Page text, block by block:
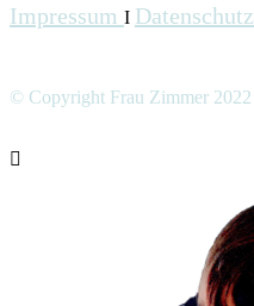
Impressum I Datenschutz
© Copyright Frau Zimmer 2022